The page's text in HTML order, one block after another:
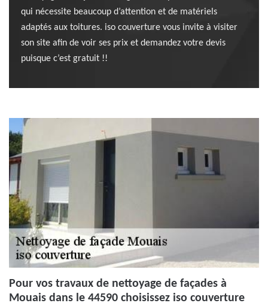
qui nécessite beaucoup d’attention et de matériels
adaptés aux toitures. iso couverture vous invite à visiter
son site afin de voir ses prix et demandez votre devis
puisque c’est gratuit !!
Pour vos travaux de nettoyage de façades à
Mouais dans le 44590 choisissez iso couverture